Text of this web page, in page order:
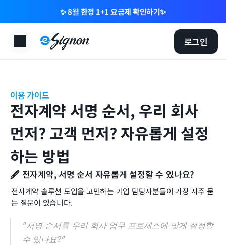
✨ 8월 한정 1+1 요금제 확인하기✨
로그인
이용 가이드
전자계약 서명 순서, 우리 회사
먼저? 고객 먼저? 자유롭게 설정
하는 방법
🖋️ 전자계약, 서명 순서 자유롭게 설정할 수 있나요?
전자계약 솔루션 도입을 고민하는 기업 담당자분들이 가장 자주 묻
는 질문이 있습니다.
“서명 순서를 우리 회사 업무 프로세스에 맞게 설정할
수 있나요?”